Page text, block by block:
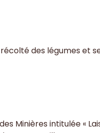
des légumes et
Minières intitulée «